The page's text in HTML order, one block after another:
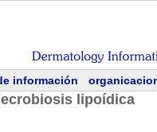
información
lipoídica